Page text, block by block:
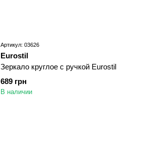
Артикул: 03626
Eurostil
Зеркало круглое с ручкой Eurostil
689 грн
В наличии